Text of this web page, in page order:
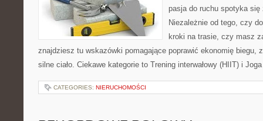
pasja do ruchu spotyka
Niezależnie od tego, czy
kroki na trasie, czy masz
znajdziesz tu wskazówki pomagające poprawić ekonomię biegu,
silne ciało. Ciekawe kategorie to Trening interwałowy (HIIT) i
CATEGORIES: NIERUCHOMOŚCI